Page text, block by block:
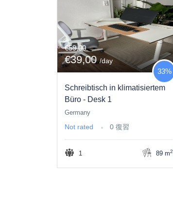
€59,00
€39,00/day
Schreibtisch in klimatisiertem
Büro - Desk 1
33%
Germany
Not rated 0 復習
1 89 m2